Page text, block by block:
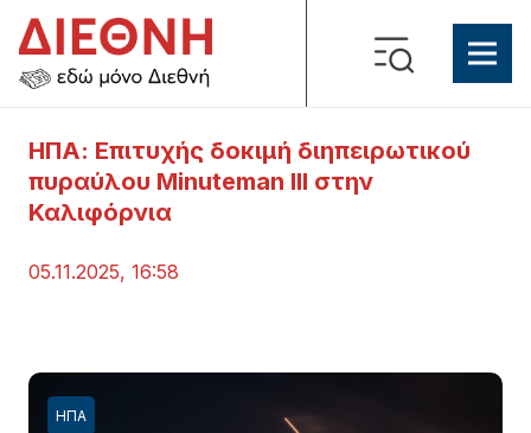
ΗΠΑ: Επιτυχής δοκιμή διηπειρωτικού
πυραύλου Minuteman III στην
Καλιφόρνια
05.11.2025, 16:58
ΗΠΑ